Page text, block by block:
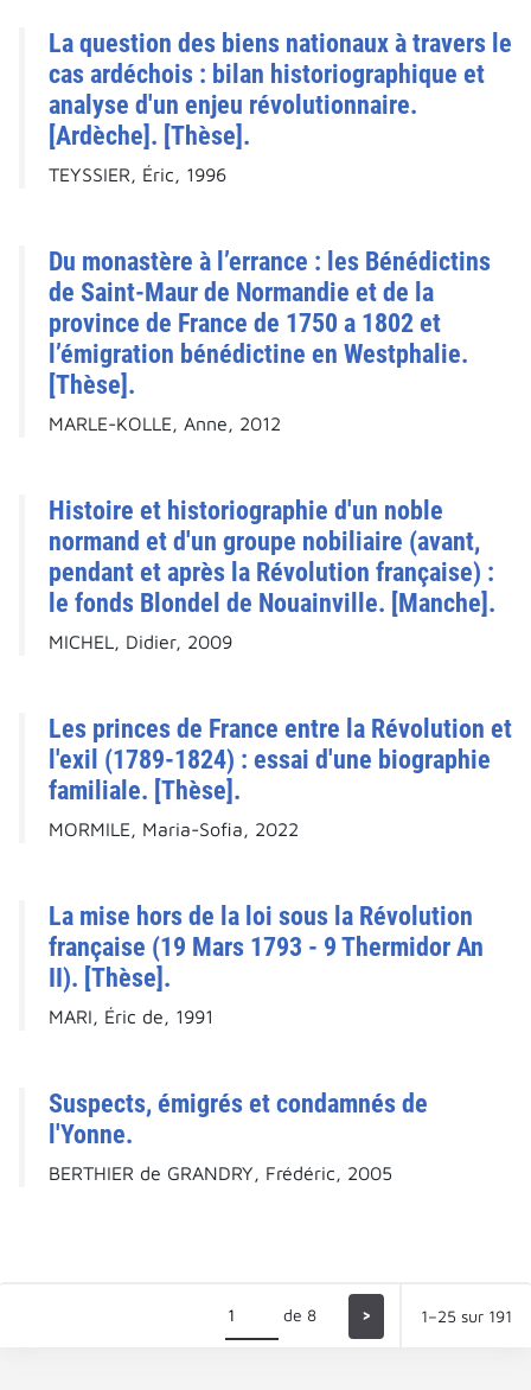
La question des biens nationaux à travers le
cas ardéchois : bilan historiographique et
analyse d'un enjeu révolutionnaire.
[Ardèche]. [Thèse].
TEYSSIER, Éric, 1996
Du monastère à l’errance : les Bénédictins
de Saint-Maur de Normandie et de la
province de France de 1750 a 1802 et
l’émigration bénédictine en Westphalie.
[Thèse].
MARLE-KOLLE, Anne, 2012
Histoire et historiographie d'un noble
normand et d'un groupe nobiliaire (avant,
pendant et après la Révolution française) :
le fonds Blondel de Nouainville. [Manche].
MICHEL, Didier, 2009
Les princes de France entre la Révolution et
l'exil (1789-1824) : essai d'une biographie
familiale. [Thèse].
MORMILE, Maria-Sofia, 2022
La mise hors de la loi sous la Révolution
française (19 Mars 1793 - 9 Thermidor An
II). [Thèse].
MARI, Éric de, 1991
Suspects, émigrés et condamnés de
l'Yonne.
BERTHIER de GRANDRY, Frédéric, 2005
de 8 > 1–25 sur 191